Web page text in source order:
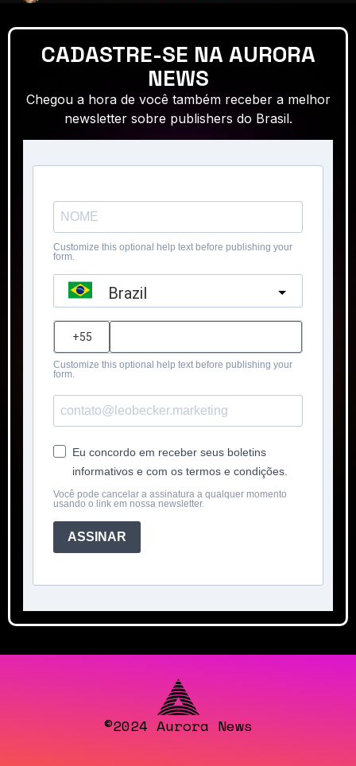
CADASTRE-SE NA AURORA
NEWS
Chegou a hora de você também receber a melhor
newsletter sobre publishers do Brasil.
Customize this optional help text before publishing your
form.
Brazil
Customize this optional help text before publishing your
form.
Eu concordo em receber seus boletins
informativos e com os termos e condições.
Você pode cancelar a assinatura a qualquer momento
usando o link em nossa newsletter.
ASSINAR
©2024 Aurora News